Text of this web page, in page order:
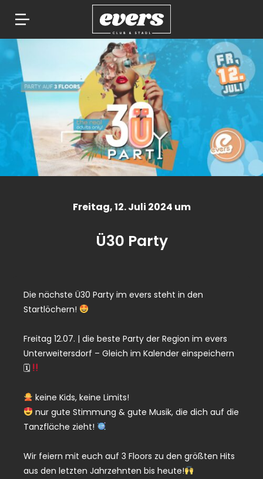
Springe
zum
Inhalt
Freitag, 12. Juli 2024 um
Ü30 Party
Die nächste Ü30 Party im evers steht in den
Startlöchern!
Freitag 12.07. | die beste Party der Region im evers
Unterweitersdorf – Gleich im Kalender einspeichern
🗓
keine Kids, keine Limits!
nur gute Stimmung & gute Musik, die dich auf die
Tanzfläche zieht!
Wir feiern mit euch auf 3 Floors zu den größten Hits
aus den letzten Jahrzehnten bis heute!